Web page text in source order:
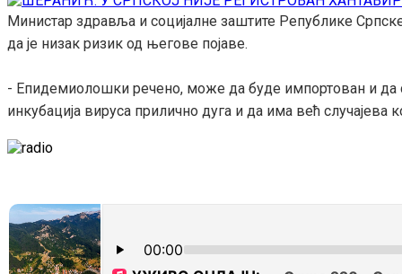
Министар здравља и социјалне заштите Републике
да је низак ризик од његове појаве.
- Епидемиолошки речено, може да буде импортован и да
инкубација вируса прилично дуга и да има већ случајева